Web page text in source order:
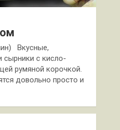
Вкусные,
сырники с кисло-
румяной корочкой.
довольно просто и